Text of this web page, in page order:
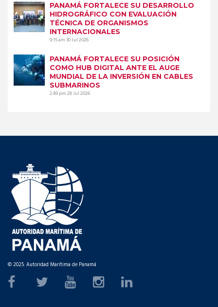
PANAMÁ FORTALECE SU DESARROLLO
HIDROGRÁFICO CON EVALUACIÓN
TÉCNICA DE ORGANISMOS
INTERNACIONALES
9:15 am30 Jul 2026
PANAMÁ FORTALECE SU POSICIÓN
COMO HUB DIGITAL ANTE EL AUGE
MUNDIAL DE LA INVERSIÓN EN CABLES
SUBMARINOS
2:49 pm28 Jul 2026
© 2025. Autoridad Marítima de Panamá